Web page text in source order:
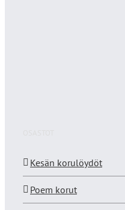
Kesän korulöydöt
Poem korut